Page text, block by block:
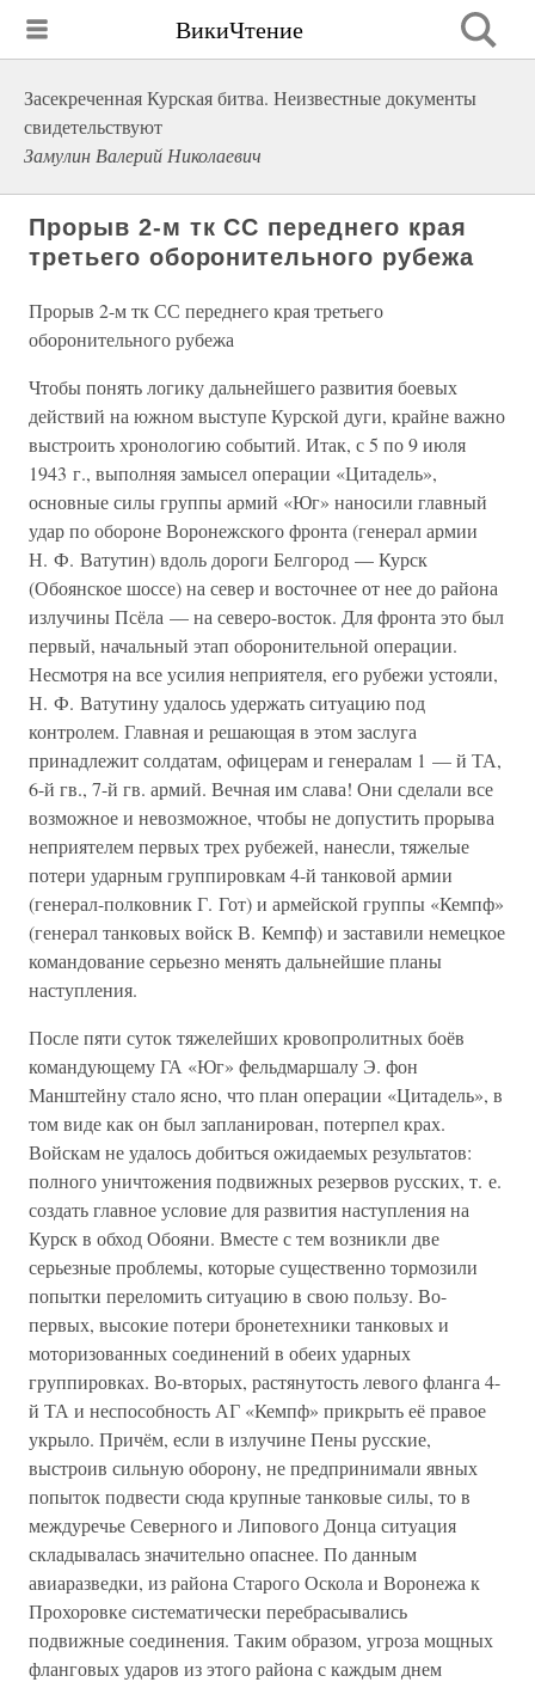
ВикиЧтение
Засекреченная Курская битва. Неизвестные документы
свидетельствуют
Замулин Валерий Николаевич
Прорыв 2-м тк СС переднего края
третьего оборонительного рубежа
Прорыв 2-м тк СС переднего края третьего
оборонительного рубежа
Чтобы понять логику дальнейшего развития боевых
действий на южном выступе Курской дуги, крайне важно
выстроить хронологию событий. Итак, с 5 по 9 июля
1943 г., выполняя замысел операции «Цитадель»,
основные силы группы армий «Юг» наносили главный
удар по обороне Воронежского фронта (генерал армии
Н. Ф. Ватутин) вдоль дороги Белгород — Курск
(Обоянское шоссе) на север и восточнее от нее до района
излучины Псёла — на северо-восток. Для фронта это был
первый, начальный этап оборонительной операции.
Несмотря на все усилия неприятеля, его рубежи устояли,
Н. Ф. Ватутину удалось удержать ситуацию под
контролем. Главная и решающая в этом заслуга
принадлежит солдатам, офицерам и генералам 1 — й ТА,
6-й гв., 7-й гв. армий. Вечная им слава! Они сделали все
возможное и невозможное, чтобы не допустить прорыва
неприятелем первых трех рубежей, нанесли, тяжелые
потери ударным группировкам 4-й танковой армии
(генерал-полковник Г. Гот) и армейской группы «Кемпф»
(генерал танковых войск В. Кемпф) и заставили немецкое
командование серьезно менять дальнейшие планы
наступления.
После пяти суток тяжелейших кровопролитных боёв
командующему ГА «Юг» фельдмаршалу Э. фон
Манштейну стало ясно, что план операции «Цитадель», в
том виде как он был запланирован, потерпел крах.
Войскам не удалось добиться ожидаемых результатов:
полного уничтожения подвижных резервов русских, т. е.
создать главное условие для развития наступления на
Курск в обход Обояни. Вместе с тем возникли две
серьезные проблемы, которые существенно тормозили
попытки переломить ситуацию в свою пользу. Во-
первых, высокие потери бронетехники танковых и
моторизованных соединений в обеих ударных
группировках. Во-вторых, растянутость левого фланга 4-
й ТА и неспособность АГ «Кемпф» прикрыть её правое
укрыло. Причём, если в излучине Пены русские,
выстроив сильную оборону, не предпринимали явных
попыток подвести сюда крупные танковые силы, то в
междуречье Северного и Липового Донца ситуация
складывалась значительно опаснее. По данным
авиаразведки, из района Старого Оскола и Воронежа к
Прохоровке систематически перебрасывались
подвижные соединения. Таким образом, угроза мощных
фланговых ударов из этого района с каждым днем